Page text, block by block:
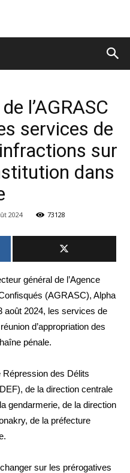
l’AGRASC
services de
sur
dans
2024 73128
général de l’Agence
(AGRASC), Alpha
août 2024, les services de
d’appropriation des
pénale.
Répression des Délits
de la direction centrale
gendarmerie, de la direction
de la préfecture
sur les prérogatives